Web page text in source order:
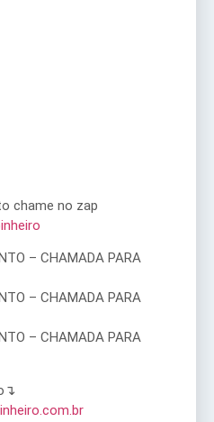
chame no zap
– CHAMADA PARA
– CHAMADA PARA
– CHAMADA PARA